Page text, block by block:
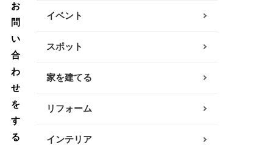
鎌倉・大船エリア
イベント
スポット
家を建てる
リフォーム
インテリア
お
問
い
合
わ
せ
を
す
る